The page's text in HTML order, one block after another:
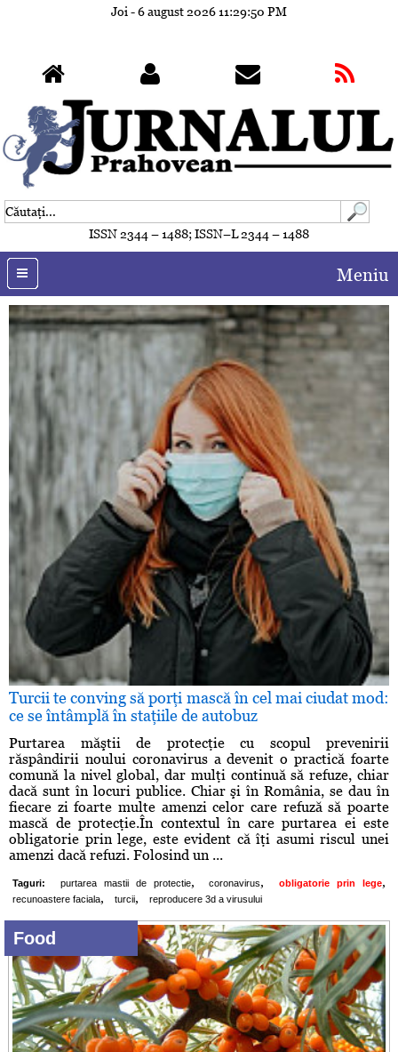
Joi - 6 august 202611:29:50 PM
ISSN 2344 – 1488; ISSN–L 2344 – 1488
Meniu
Turcii te conving să porţi mască în cel mai ciudat mod:
ce se întâmplă în staţiile de autobuz
Purtarea măştii de protecţie cu scopul prevenirii
răspândirii noului coronavirus a devenit o practică foarte
comună la nivel global, dar mulţi continuă să refuze, chiar
dacă sunt în locuri publice. Chiar şi în România, se dau în
fiecare zi foarte multe amenzi celor care refuză să poarte
mască de protecţie.În contextul în care purtarea ei este
obligatorie prin lege, este evident că îţi asumi riscul unei
amenzi dacă refuzi. Folosind un ...
Taguri: purtarea mastii de protectie, coronavirus, obligatorie prin lege,
recunoastere faciala, turcii, reproducere 3d a virusului
Food